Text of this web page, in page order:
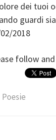
dei tuoi
guardi
2018
follow
Poesie